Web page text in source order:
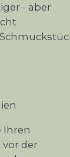
- aber
Ihren
der